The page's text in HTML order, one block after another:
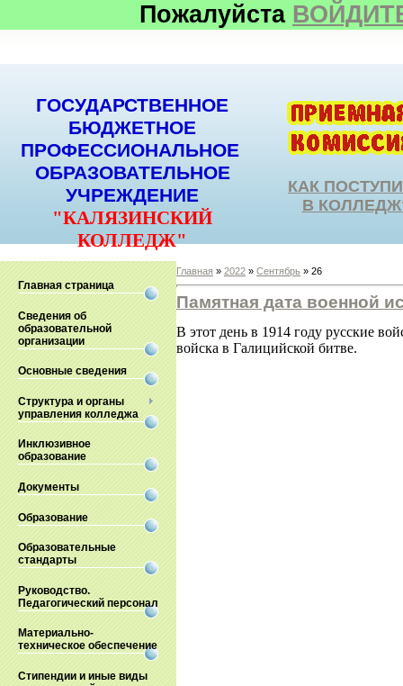
Пожалуйста
ГОСУДАРСТВЕННОЕ
БЮДЖЕТНОЕ
ПРОФЕССИОНАЛЬНОЕ
ОБРАЗОВАТЕЛЬНОЕ
УЧРЕЖДЕНИЕ
"КАЛЯЗИНСКИЙ
КОЛЛЕДЖ"
КАК
В
Главная страница
Сведения об
образовательной
организации
Основные сведения
Структура и органы
управления колледжа
Инклюзивное
образование
Документы
Образование
Образовательные
стандарты
Руководство.
Педагогический персонал
Материально-
техническое обеспечение
Стипендии и иные виды
Главная » 2022 » Сентябрь » 26
Памятная дата военной
В этот день в 1914 году русские
войска в Галицийской битве.